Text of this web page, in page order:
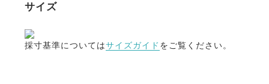
サイズ
採寸基準についてはサイズガイド をご覧ください。